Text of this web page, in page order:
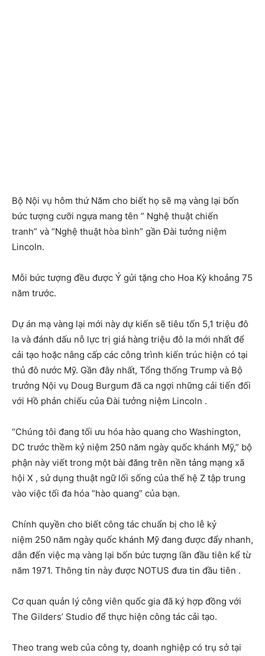
Bộ Nội vụ hôm thứ Năm cho biết họ sẽ mạ vàng lại bốn
bức tượng cưỡi ngựa mang tên ” Nghệ thuật chiến
tranh” và “Nghệ thuật hòa bình” gần Đài tưởng niệm
Lincoln.
Mỗi bức tượng đều được Ý gửi tặng cho Hoa Kỳ khoảng 75
năm trước.
Dự án mạ vàng lại mới này dự kiến ​​sẽ tiêu tốn 5,1 triệu đô
la và đánh dấu nỗ lực trị giá hàng triệu đô la mới nhất để
cải tạo hoặc nâng cấp các công trình kiến ​​trúc hiện có tại
thủ đô nước Mỹ. Gần đây nhất, Tổng thống Trump và Bộ
trưởng Nội vụ Doug Burgum đã ca ngợi những cải tiến đối
với Hồ phản chiếu của Đài tưởng niệm Lincoln .
“Chúng tôi đang tối ưu hóa hào quang cho Washington,
DC trước thềm kỷ niệm 250 năm ngày quốc khánh Mỹ,” bộ
phận này viết trong một bài đăng trên nền tảng mạng xã
hội X , sử dụng thuật ngữ lối sống của thế hệ Z tập trung
vào việc tối đa hóa “hào quang” của bạn.
Chính quyền cho biết công tác chuẩn bị cho lễ kỷ
niệm 250 năm ngày quốc khánh Mỹ đang được đẩy nhanh,
dẫn đến việc mạ vàng lại bốn bức tượng lần đầu tiên kể từ
năm 1971. Thông tin này được NOTUS đưa tin đầu tiên .
Cơ quan quản lý công viên quốc gia đã ký hợp đồng với
The Gilders’ Studio để thực hiện công tác cải tạo.
Theo trang web của công ty, doanh nghiệp có trụ sở tại